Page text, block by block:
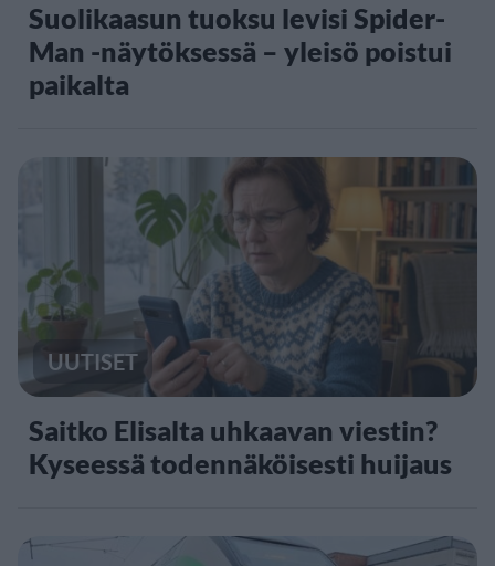
Suolikaasun tuoksu levisi Spider-
Man -näytöksessä – yleisö poistui
paikalta
UUTISET
Saitko Elisalta uhkaavan viestin?
Kyseessä todennäköisesti huijaus